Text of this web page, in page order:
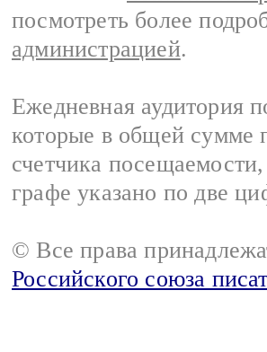
посмотреть более
администрацией.
Ежедневная аудитория
которые в общей сумме
счетчика
графе указано по две
© Все права
Российского союза